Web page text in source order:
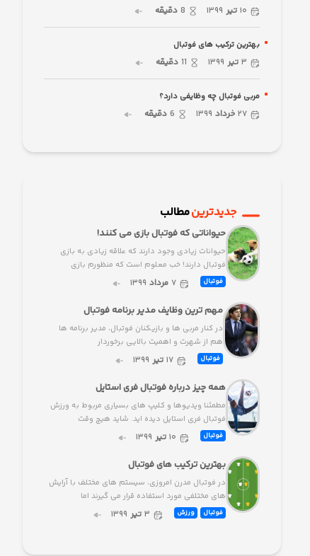
۱۰ تیر ۱۳۹۹ 8 دقیقه
بهترین ترکیب های فوتبال
۳ تیر ۱۳۹۹ 11 دقیقه
مربی فوتبال چه وظایفی دارد؟
۲۷ خرداد ۱۳۹۹ 6 دقیقه
جدیدترینمطالب
حیواناتی که فوتبال بازی می کنند!
حیوانات زیادی وجود دارند که علاقه زیادی به بازی
فوتبال دارند! خب معلوم است که منظورم بازی
فوتبال ۷ مرداد ۱۳۹۹
مهم ترین وظایف مدیر برنامه فوتبال
در کنار مربی ها و بازیکنان فوتبال، مدیر برنامه ها
هم از شهرت و اهمیت بالایی برخوردار
فوتبال ۱۷ تیر ۱۳۹۹
همه چیز درباره فوتبال فری استایل
مطمئنا ویدیوها و کلیپ های بسیاری مربوط به ورزش
فوتبال فری استایل دیده اید. شاید هیچ وقت
فوتبال ۱۰ تیر ۱۳۹۹
بهترین ترکیب های فوتبال
در فوتبال مدرن امروزی، سیستم های مختلف با آرایش
های مختلفی مورد استفاده قرار می گیرند اما
فوتبال ورزش ۳ تیر ۱۳۹۹